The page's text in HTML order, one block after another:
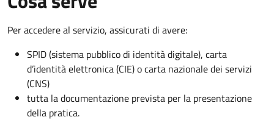
Per accedere al servizio, assicurati di avere:
SPID (sistema pubblico di identità digitale), carta
d’identità elettronica (CIE) o carta nazionale dei servizi
(CNS)
tutta la documentazione prevista per la presentazione
della pratica.